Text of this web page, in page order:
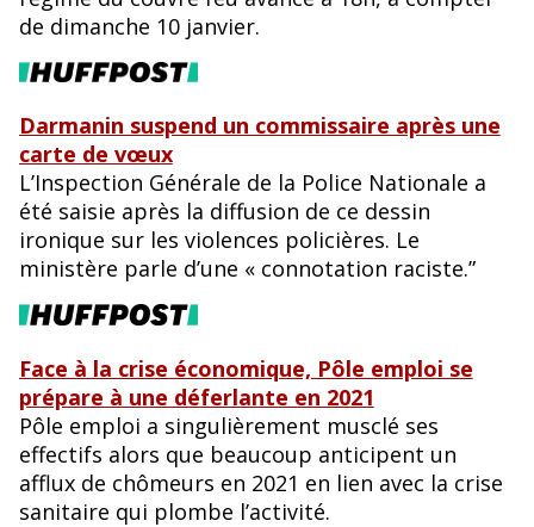
de dimanche 10 janvier.
Darmanin suspend un commissaire après une
carte de vœux
L’Inspection Générale de la Police Nationale a
été saisie après la diffusion de ce dessin
ironique sur les violences policières. Le
ministère parle d’une « connotation raciste.”
Face à la crise économique, Pôle emploi se
prépare à une déferlante en 2021
Pôle emploi a singulièrement musclé ses
effectifs alors que beaucoup anticipent un
afflux de chômeurs en 2021 en lien avec la crise
sanitaire qui plombe l’activité.